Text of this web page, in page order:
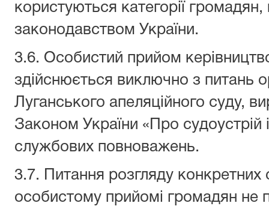
користуються категорії
законодавством України.
3.6. Особистий прийом
здійснюється виключно з питань
Луганського апеляційного суду,
Законом України «Про судоустрій
службових повноважень.
3.7. Питання розгляду
особистому прийомі громадян не